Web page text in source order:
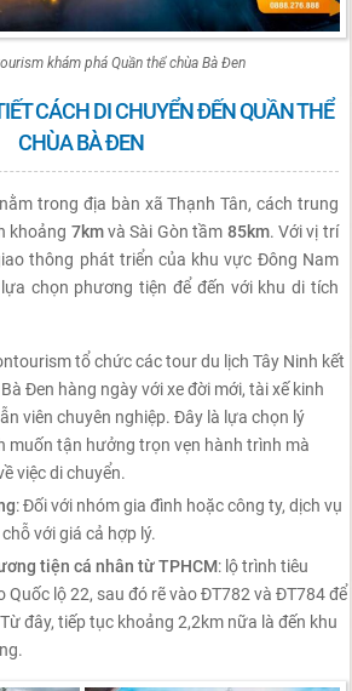
khám phá Quần thể chùa Bà Đen
CÁCH DI CHUYỂN ĐẾN QUẦN THỂ
CHÙA BÀ ĐEN
trong địa bàn xã Thạnh Tân, cách trung
khoảng 7kmvà Sài Gòn tầm 85km. Với vị trí
thông phát triển của khu vực Đông Nam
chọn phương tiện để đến với khu di tích
tổ chức các tour du lịch Tây Ninh kết
Đen hàng ngày với xe đời mới, tài xế kinh
viên chuyên nghiệp. Đây là lựa chọn lý
muốn tận hưởng trọn vẹn hành trình mà
việc di chuyển.
: Đối với nhóm gia đình hoặc công ty, dịch vụ
với giá cả hợp lý.
tiện cá nhân từ TPHCM: lộ trình tiêu
Quốc lộ 22, sau đó rẽ vào ĐT782 và ĐT784 để
đây, tiếp tục khoảng 2,2km nữa là đến khu